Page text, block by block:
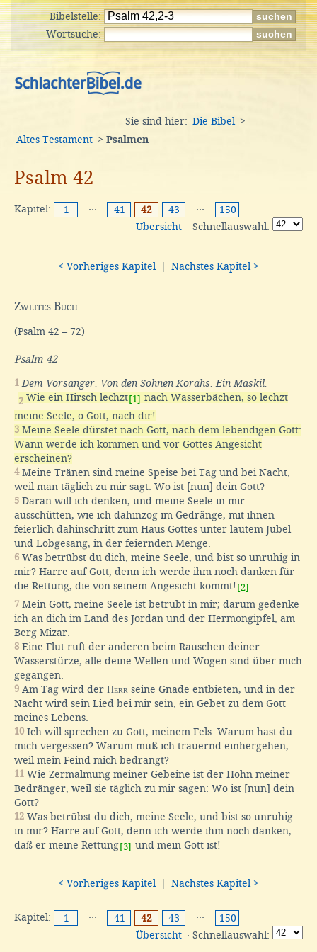
Bibelstelle:
Wortsuche:
Sie sind hier: Die Bibel
>
Altes Testament > Psalmen
Psalm 42
Kapitel: 1 ··· 41 42 43 ···
150
Übersicht · Schnellauswahl:
< Vorheriges Kapitel Nächstes Kapitel >
Zweites Buch
(Psalm 42 – 72)
Psalm 42
1 Dem Vorsänger. Von den Söhnen Korahs. Ein Maskil.
2 Wie ein Hirsch lechzt[1] nach Wasserbächen, so lechzt
meine Seele, o Gott, nach dir!
3 Meine Seele dürstet nach Gott, nach dem lebendigen Gott:
Wann werde ich kommen und vor Gottes Angesicht
erscheinen?
4Meine Tränen sind meine Speise bei Tag und bei Nacht,
weil man täglich zu mir sagt: Wo ist [nun] dein Gott?
5 Daran will ich denken, und meine Seele in mir
ausschütten, wie ich dahinzog im Gedränge, mit ihnen
feierlich dahinschritt zum Haus Gottes unter lautem Jubel
und Lobgesang, in der feiernden Menge.
6 Was betrübst du dich, meine Seele, und bist so unruhig in
mir? Harre auf Gott, denn ich werde ihm noch danken für
die Rettung, die von seinem Angesicht kommt! [2]
7 Mein Gott, meine Seele ist betrübt in mir; darum gedenke
ich an dich im Land des Jordan und der Hermongipfel, am
Berg Mizar.
8 Eine Flut ruft der anderen beim Rauschen deiner
Wasserstürze; alle deine Wellen und Wogen sind über mich
gegangen.
9 Am Tag wird der Herr seine Gnade entbieten, und in der
Nacht wird sein Lied bei mir sein, ein Gebet zu dem Gott
meines Lebens.
10 Ich will sprechen zu Gott, meinem Fels: Warum hast du
mich vergessen? Warum muß ich trauernd einhergehen,
weil mein Feind mich bedrängt?
11 Wie Zermalmung meiner Gebeine ist der Hohn meiner
Bedränger, weil sie täglich zu mir sagen: Wo ist [nun] dein
Gott?
12 Was betrübst du dich, meine Seele, und bist so unruhig
in mir? Harre auf Gott, denn ich werde ihm noch danken,
daß er meine Rettung[3] und mein Gott ist!
< Vorheriges Kapitel Nächstes Kapitel >
Kapitel: 1 ··· 41 42 43 ···
150
Übersicht · Schnellauswahl: